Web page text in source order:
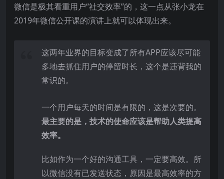
微信是极其看重用户“社交效率”的，这一点从张小龙在
2019年微信公开课的演讲上就可以体现出来。
这两年业界的目标变成了所有APP应该尽可能
多地去抓住用户的停留时长，这个是违背我的
常识的。
一个用户每天的时间是有限的，这是次要的。
最主要的是，技术的使命应该是帮助人类提高
效率。
比如作为一个好的沟通工具，一定要高效。所
以微信没有已发送状态，原因是最高效率的方